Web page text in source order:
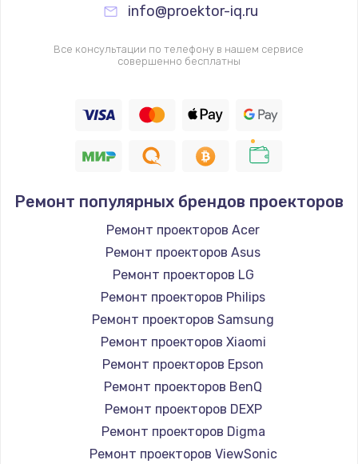
info@proektor-iq.ru
Все консультации по телефону в нашем сервисе
совершенно бесплатны
Ремонт популярных брендов проекторов
Ремонт проекторов Acer
Ремонт проекторов Asus
Ремонт проекторов LG
Ремонт проекторов Philips
Ремонт проекторов Samsung
Ремонт проекторов Xiaomi
Ремонт проекторов Epson
Ремонт проекторов BenQ
Ремонт проекторов DEXP
Ремонт проекторов Digma
Ремонт проекторов ViewSonic